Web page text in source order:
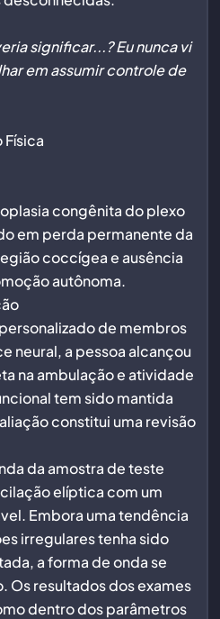
significar...? Eu nunca vi
em assumir controle de
Física
congênita do plexo
em perda permanente da
coccígea e ausência
autônoma.
de membros
neural, a pessoa alcançou
na ambulação e atividade
tem sido mantida
constitui uma revisão
da amostra de teste
elíptica com um
Embora uma tendência
irregulares tenha sido
a forma de onda se
Os resultados dos exames
dentro dos parâmetros